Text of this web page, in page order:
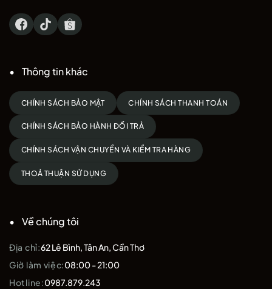
Thông tin khác
CHÍNH SÁCH BẢO MẬT CHÍNH SÁCH THANH TOÁN
CHÍNH SÁCH BẢO HÀNH ĐỔI TRẢ
CHÍNH SÁCH VẬN CHUYỂN VÀ KIỂM TRA HÀNG
THOẢ THUẬN SỬ DỤNG
Về chúng tôi
Địa chỉ:62 Lê Bình, Tân An, Cần Thơ
Giờ làm việc:08:00 - 21:00
Hotline:0987.879.243